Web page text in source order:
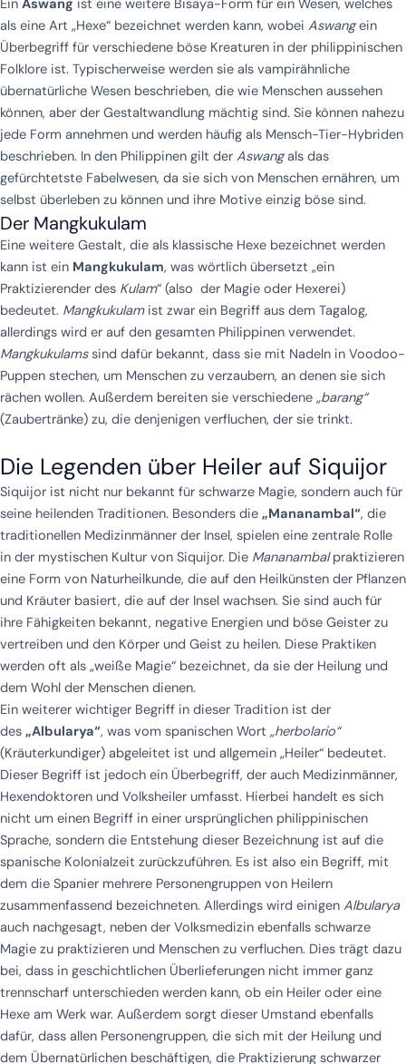
Ein Aswang ist eine weitere Bisaya-Form für ein Wesen, welches
als eine Art „Hexe“ bezeichnet werden kann, wobei Aswangein
Überbegriff für verschiedene böse Kreaturen in der philippinischen
Folklore ist. Typischerweise werden sie als vampirähnliche
übernatürliche Wesen beschrieben, die wie Menschen aussehen
können, aber der Gestaltwandlung mächtig sind. Sie können nahezu
jede Form annehmen und werden häufig als Mensch-Tier-Hybriden
beschrieben. In den Philippinen gilt der Aswangals das
gefürchtetste Fabelwesen, da sie sich von Menschen ernähren, um
selbst überleben zu können und ihre Motive einzig böse sind.
Der Mangkukulam
Eine weitere Gestalt, die als klassische Hexe bezeichnet werden
kann ist ein Mangkukulam, was wörtlich übersetzt „ein
Praktizierender des Kulam“ (also der Magie oder Hexerei)
bedeutet. Mangkukulamist zwar ein Begriff aus dem Tagalog,
allerdings wird er auf den gesamten Philippinen verwendet.
Mangkukulamssind dafür bekannt, dass sie mit Nadeln in Voodoo-
Puppen stechen, um Menschen zu verzaubern, an denen sie sich
rächen wollen. Außerdem bereiten sie verschiedene „barang“
(Zaubertränke) zu, die denjenigen verfluchen, der sie trinkt.
Die Legenden über Heiler auf Siquijor
Siquijor ist nicht nur bekannt für schwarze Magie, sondern auch für
seine heilenden Traditionen. Besonders die „Mananambal“, die
traditionellen Medizinmänner der Insel, spielen eine zentrale Rolle
in der mystischen Kultur von Siquijor. Die Mananambalpraktizieren
eine Form von Naturheilkunde, die auf den Heilkünsten der Pflanzen
und Kräuter basiert, die auf der Insel wachsen. Sie sind auch für
ihre Fähigkeiten bekannt, negative Energien und böse Geister zu
vertreiben und den Körper und Geist zu heilen. Diese Praktiken
werden oft als „weiße Magie“ bezeichnet, da sie der Heilung und
dem Wohl der Menschen dienen.
Ein weiterer wichtiger Begriff in dieser Tradition ist der
des „Albularya“, was vom spanischen Wort „herbolario“
(Kräuterkundiger) abgeleitet ist und allgemein „Heiler“ bedeutet.
Dieser Begriff ist jedoch ein Überbegriff, der auch Medizinmänner,
Hexendoktoren und Volksheiler umfasst. Hierbei handelt es sich
nicht um einen Begriff in einer ursprünglichen philippinischen
Sprache, sondern die Entstehung dieser Bezeichnung ist auf die
spanische Kolonialzeit zurückzuführen. Es ist also ein Begriff, mit
dem die Spanier mehrere Personengruppen von Heilern
zusammenfassend bezeichneten. Allerdings wird einigen Albularya
auch nachgesagt, neben der Volksmedizin ebenfalls schwarze
Magie zu praktizieren und Menschen zu verfluchen. Dies trägt dazu
bei, dass in geschichtlichen Überlieferungen nicht immer ganz
trennscharf unterschieden werden kann, ob ein Heiler oder eine
Hexe am Werk war. Außerdem sorgt dieser Umstand ebenfalls
dafür, dass allen Personengruppen, die sich mit der Heilung und
dem Übernatürlichen beschäftigen, die Praktizierung schwarzer